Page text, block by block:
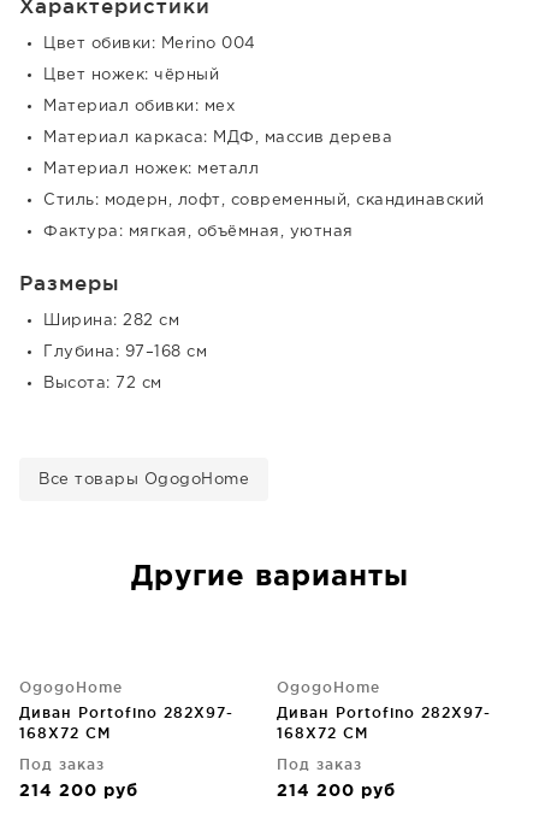
Характеристики
Цвет обивки: Merino 004
Цвет ножек: чёрный
Материал обивки: мех
Материал каркаса: МДФ, массив дерева
Материал ножек: металл
Стиль: модерн, лофт, современный, скандинавский
Фактура: мягкая, объёмная, уютная
Размеры
Ширина: 282 см
Глубина: 97–168 см
Высота: 72 см
Все товары OgogoHome
Другие варианты
OgogoHome
Диван Portofino 282X97-
168X72 CM
Под заказ
214 200 руб
OgogoHome
Диван Portofino 282X97-
168X72 CM
Под заказ
214 200 руб